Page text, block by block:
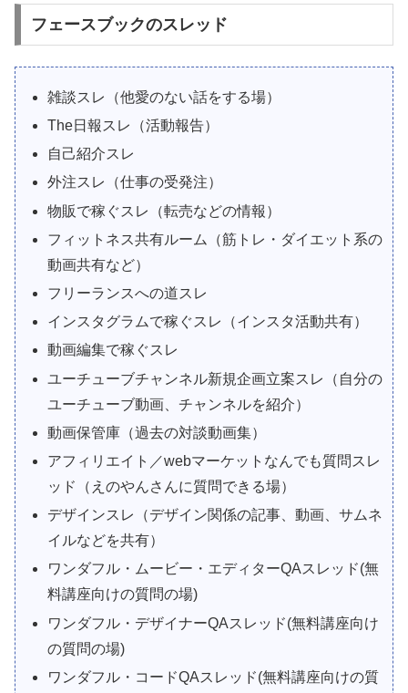
フェースブックのスレッド
雑談スレ（他愛のない話をする場）
The日報スレ（活動報告）
自己紹介スレ
外注スレ（仕事の受発注）
物販で稼ぐスレ（転売などの情報）
フィットネス共有ルーム（筋トレ・ダイエット系の
動画共有など）
フリーランスへの道スレ
インスタグラムで稼ぐスレ（インスタ活動共有）
動画編集で稼ぐスレ
ユーチューブチャンネル新規企画立案スレ（自分の
ユーチューブ動画、チャンネルを紹介）
動画保管庫（過去の対談動画集）
アフィリエイト／webマーケットなんでも質問スレ
ッド（えのやんさんに質問できる場）
デザインスレ（デザイン関係の記事、動画、サムネ
イルなどを共有）
ワンダフル・ムービー・エディターQAスレッド(無
料講座向けの質問の場)
ワンダフル・デザイナーQAスレッド(無料講座向け
の質問の場)
ワンダフル・コードQAスレッド(無料講座向けの質